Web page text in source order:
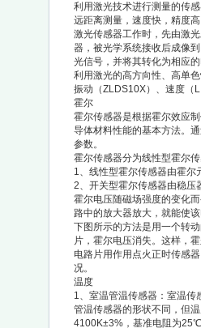
利用激光技术进行测量的传
远距离测量，速度快，精度
激光传感器工作时，先由激
器，被光学系统接收后成像
光信号，并将其转化为相应的
利用激光的高方向性、高单
振动（ZLDS10X）、速度（
霍尔
霍尔传感器是根据霍尔效应
导体材料性能的基本方法。
参数。
霍尔传感器分为线性型霍尔
1、线性型霍尔传感器由霍尔
2、开关型霍尔传感器由稳压
霍尔电压随磁场强度的变化
路中的放大器放大，就能使
下图所示的方法是用一个转
片，霍尔电压消失。这样，
电路片用作用点火正时传感
况。
温度
1、室温管温传感器：室温传
管温传感器的形状不同，但
4100K±3%，基准电阻为